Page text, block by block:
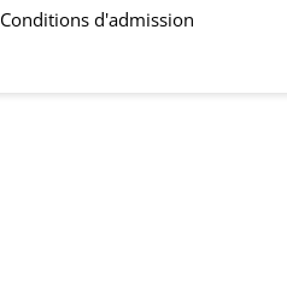
Conditions d'admission